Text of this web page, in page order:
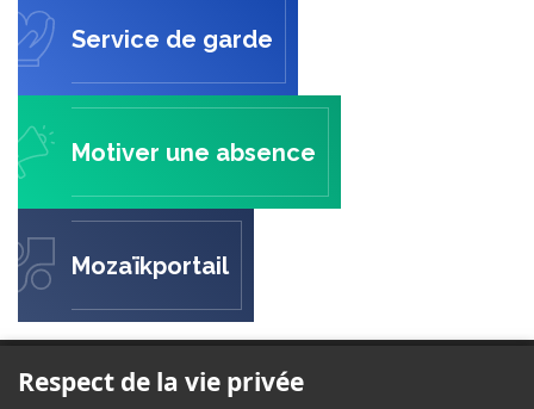
Service de garde
Motiver une absence
Mozaïkportail
ÉCOLE DES BELLES-RIVES
Respect de la vie privée